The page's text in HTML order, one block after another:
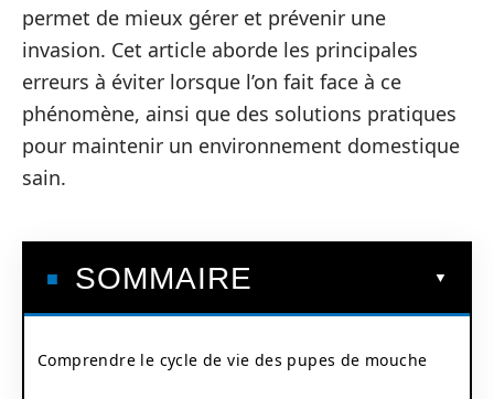
permet de mieux gérer et prévenir une
invasion. Cet article aborde les principales
erreurs à éviter lorsque l’on fait face à ce
phénomène, ainsi que des solutions pratiques
pour maintenir un environnement domestique
sain.
SOMMAIRE
Comprendre le cycle de vie des pupes de mouche